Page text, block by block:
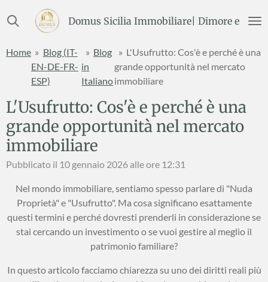
al
principale
Domus Sicilia Immobiliare| Dimore e
Home » Blog (IT-
EN-DE-FR-
ESP)
» Blog
in
Italiano
» L'Usufrutto: Cos'è e perché è una
grande opportunità nel mercato
immobiliare
L'Usufrutto: Cos'è e perché è una
grande opportunità nel mercato
immobiliare
Pubblicato il 10 gennaio 2026 alle ore 12:31
Nel mondo immobiliare, sentiamo spesso parlare di "Nuda
Proprietà" e "Usufrutto". Ma cosa significano esattamente
questi termini e perché dovresti prenderli in considerazione se
stai cercando un investimento o se vuoi gestire al meglio il
patrimonio familiare?
In questo articolo facciamo chiarezza su uno dei diritti reali più